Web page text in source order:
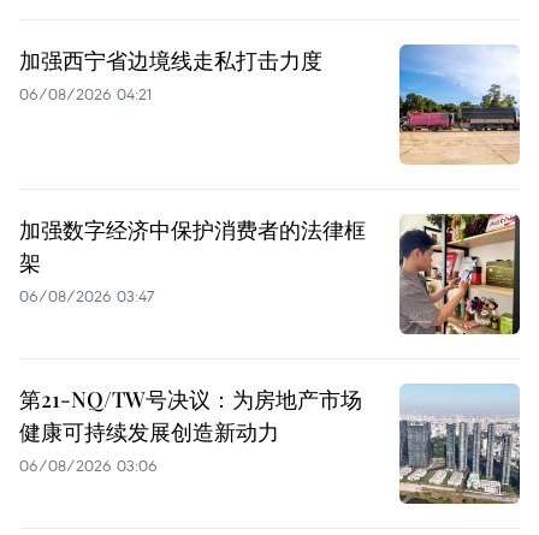
加强西宁省边境线走私打击力度
06/08/2026 04:21
加强数字经济中保护消费者的法律框
架
06/08/2026 03:47
第21-NQ/TW号决议：为房地产市场
健康可持续发展创造新动力
06/08/2026 03:06